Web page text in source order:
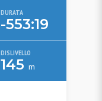
DURATA
-553:19
DISLIVELLO
145 m